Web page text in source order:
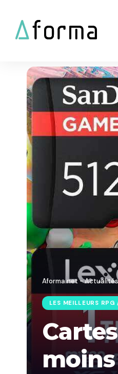
Aforma.net -
LES MEILLEURS